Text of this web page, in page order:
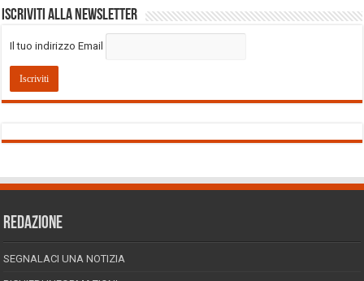
Iscriviti alla Newsletter
Il tuo indirizzo Email
REDAZIONE
SEGNALACI UNA NOTIZIA